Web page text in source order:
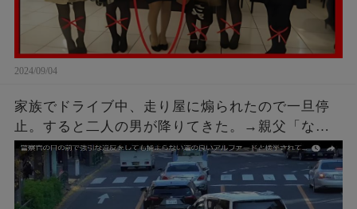
2024/09/04
家族でドライブ中、走り屋に煽られたので一旦停
止。すると二人の男が降りてきた。→親父「なん
や、なんかあったんかい？」こちらも車を降りて
話しかけに行った結果ｗｗｗ